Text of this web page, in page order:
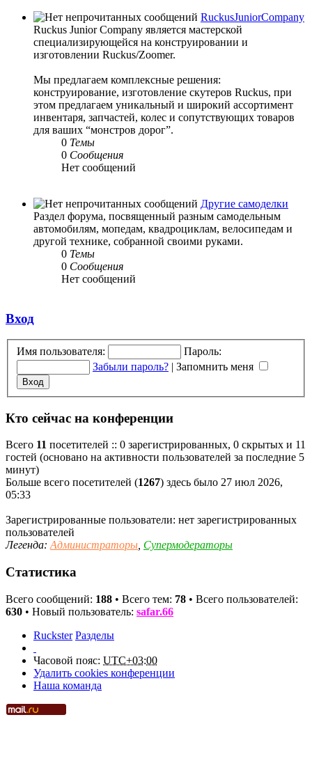
RuckusJuniorCompany
Ruckus Junior Company является мастерской
специализирующейся на конструировании и
изготовлении Ruckus/Zoomer.
Мы предлагаем комплексные решения:
конструирование, изготовление скутеров Ruckus, при
этом предлагаем уникальный и широкий ассортимент
инвентаря, запчастей, колес и сопутствующих товаров
для ваших “монстров дорог”.
0 Темы
0 Сообщения
Нет сообщений
Другие самоделки
Раздел форума, посвященный разным самодельным
автомобилям, мопедам, квадроциклам, велосипедам и
другой технике, собранной своими руками.
0 Темы
0 Сообщения
Нет сообщений
Вход
Имя пользователя:
Пароль:
Забыли пароль? | Запомнить меня
Кто сейчас на конференции
Всего 11 посетителей :: 0 зарегистрированных, 0 скрытых и 11
гостей (основано на активности пользователей за последние 5
минут)
Больше всего посетителей (1267) здесь было 27 июл 2026,
05:33
Зарегистрированные пользователи: нет зарегистрированных
пользователей
Легенда: Администраторы Супермодераторы
Статистика
Всего сообщений: 188 • Всего тем: 78 • Всего пользователей:
630 • Новый пользователь: safar.66
Ruckster Разделы
Часовой пояс: UTC+03:00
Удалить cookies конференции
Наша команда